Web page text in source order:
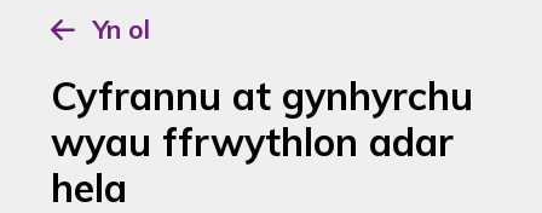
Yn ol
Cyfrannu at gynhyrchu
wyau ffrwythlon adar
hela